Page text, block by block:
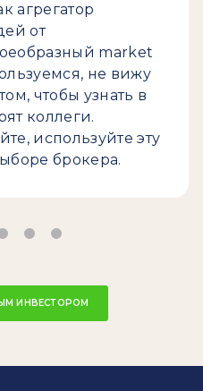
агрегатор
от
market
не вижу
чтобы узнать в
коллеги.
используйте эту
брокера.
ИНВЕСТОРОМ